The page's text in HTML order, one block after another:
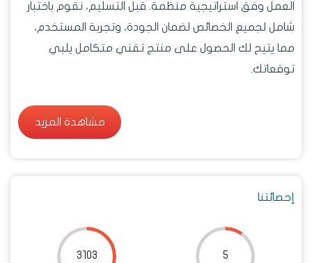
العمل وفق استراتيجية منظمة. قبل التسليم، نقوم باختبار
شامل لجميع الخصائص لضمان الجودة، وتجربة المستخدم،
مما يتيح لك الحصول على منتج تقني متكامل يلبي
توقعاتك.
مشاهدة المزيد
مشاهدة المزيد
إحصائتنا
5
3103